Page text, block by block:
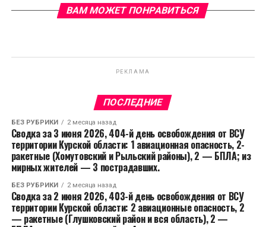
ВАМ МОЖЕТ ПОНРАВИТЬСЯ
РЕКЛАМА
ПОСЛЕДНИЕ
БЕЗ РУБРИКИ 2 месяца назад
Сводка за 3 июня 2026, 404-й день освобождения от ВСУ
территории Курской области: 1 авиационная опасность, 2-
ракетные (Хомутовский и Рыльский районы), 2 — БПЛА; из
мирных жителей — 3 пострадавших.
БЕЗ РУБРИКИ 2 месяца назад
Сводка за 2 июня 2026, 403-й день освобождения от ВСУ
территории Курской области: 2 авиационные опасность, 2
— ракетные (Глушковский район и вся область), 2 —